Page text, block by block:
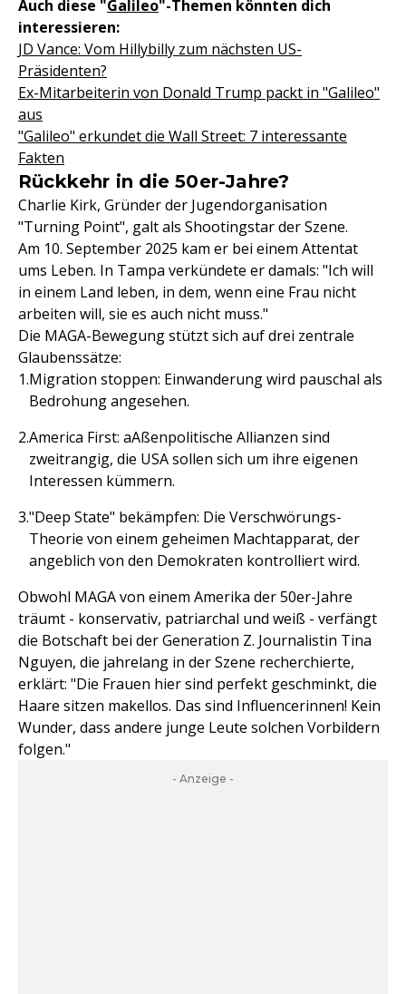
Auch diese "Galileo"-Themen könnten dich
interessieren:
JD Vance: Vom Hillybilly zum nächsten US-
Präsidenten?
Ex-Mitarbeiterin von Donald Trump packt in "Galileo"
aus
"Galileo" erkundet die Wall Street: 7 interessante
Fakten
Rückkehr in die 50er-Jahre?
Charlie Kirk, Gründer der Jugendorganisation
"Turning Point", galt als Shootingstar der Szene.
Am 10. September 2025 kam er bei einem Attentat
ums Leben. In Tampa verkündete er damals: "Ich will
in einem Land leben, in dem, wenn eine Frau nicht
arbeiten will, sie es auch nicht muss."
Die MAGA-Bewegung stützt sich auf drei zentrale
Glaubenssätze:
Migration stoppen: Einwanderung wird pauschal als
Bedrohung angesehen.
America First: aAßenpolitische Allianzen sind
zweitrangig, die USA sollen sich um ihre eigenen
Interessen kümmern.
"Deep State" bekämpfen: Die Verschwörungs-
Theorie von einem geheimen Machtapparat, der
angeblich von den Demokraten kontrolliert wird.
Obwohl MAGA von einem Amerika der 50er-Jahre
träumt - konservativ, patriarchal und weiß - verfängt
die Botschaft bei der Generation Z. Journalistin Tina
Nguyen, die jahrelang in der Szene recherchierte,
erklärt: "Die Frauen hier sind perfekt geschminkt, die
Haare sitzen makellos. Das sind Influencerinnen! Kein
Wunder, dass andere junge Leute solchen Vorbildern
folgen."
- Anzeige -